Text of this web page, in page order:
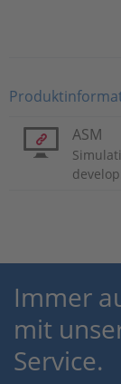
ASM
Immer
mit
Service.